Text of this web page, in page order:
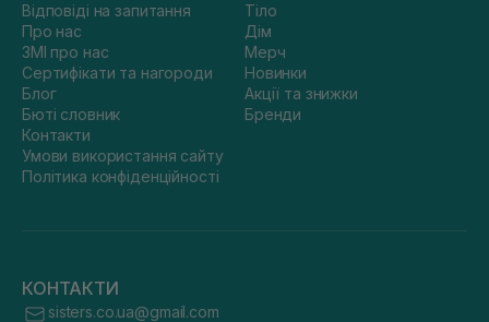
Відповіді на запитання
Про нас
ЗМІ про нас
Сертифікати та нагороди
Блог
Бюті словник
Контакти
Умови використання сайту
Політика конфіденційності
Тіло
Дім
Мерч
Новинки
Акції та знижки
Бренди
КОНТАКТИ
sisters.co.ua@gmail.com